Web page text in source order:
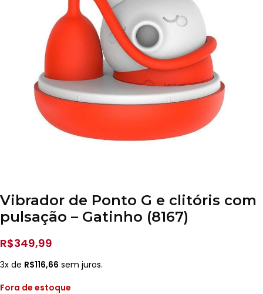
Vibrador de Ponto G e clitóris com
pulsação – Gatinho (8167)
R$349,99
3x de R$116,66 sem juros.
Fora de estoque